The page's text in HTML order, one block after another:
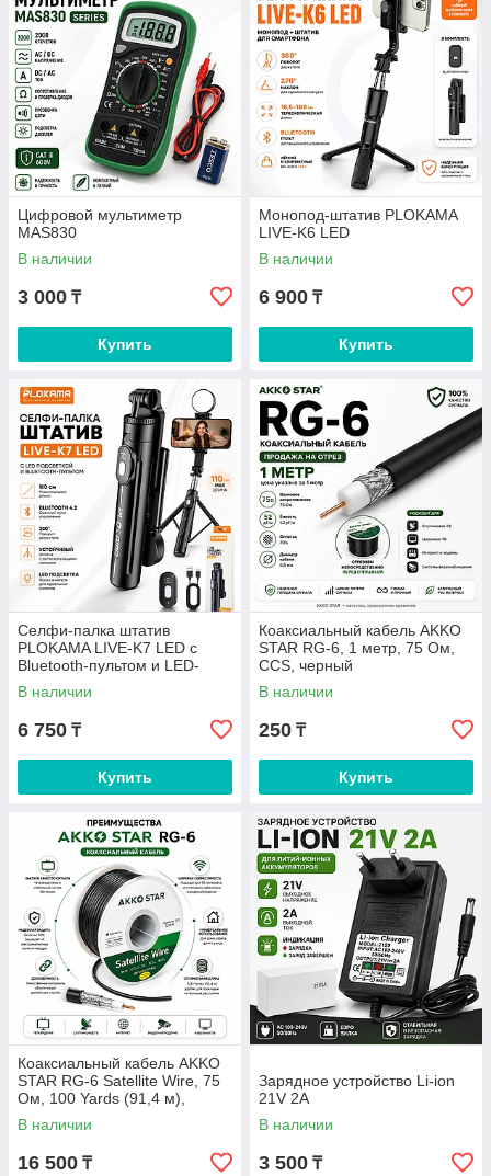
Цифровой мультиметр
MAS830
В наличии
3 000 ₸
Купить
Монопод-штатив PLOKAMA
LIVE-K6 LED
В наличии
6 900 ₸
Купить
Селфи-палка штатив
PLOKAMA LIVE-K7 LED с
Bluetooth-пультом и LED-
подсветкой, 110 см
В наличии
6 750 ₸
Купить
Коаксиальный кабель AKKO
STAR RG-6, 1 метр, 75 Ом,
CCS, черный
В наличии
250 ₸
Купить
Коаксиальный кабель AKKO
STAR RG-6 Satellite Wire, 75
Ом, 100 Yards (91,4 м),
черный
В наличии
16 500 ₸
Зарядное устройство Li-ion
21V 2A
В наличии
3 500 ₸